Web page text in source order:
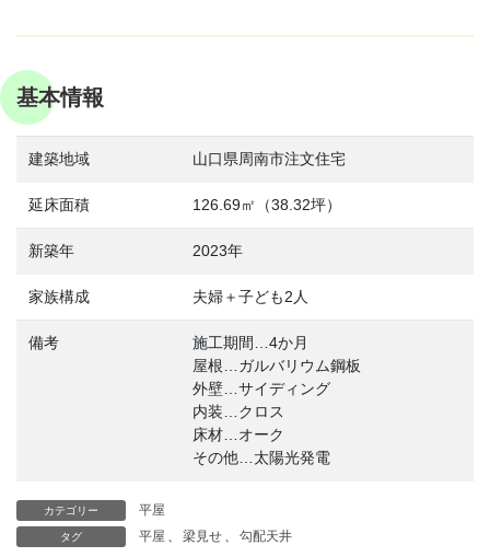
基本情報
建築地域 山口県周南市注文住宅
延床面積 126.69㎡（38.32坪）
新築年 2023年
家族構成 夫婦＋子ども2人
備考
施工期間…4か月
屋根…ガルバリウム鋼板
外壁…サイディング
内装…クロス
床材…オーク
その他…太陽光発電
カテゴリー 平屋
タグ 平屋 、 梁見せ 、 勾配天井